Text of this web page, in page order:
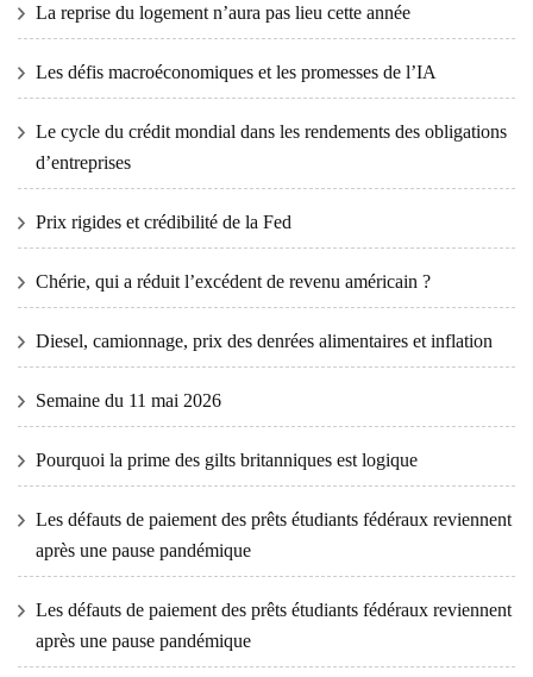
La reprise du logement n’aura pas lieu cette année
Les défis macroéconomiques et les promesses de l’IA
Le cycle du crédit mondial dans les rendements des obligations
d’entreprises
Prix ​​​​rigides et crédibilité de la Fed
Chérie, qui a réduit l’excédent de revenu américain ?
Diesel, camionnage, prix des denrées alimentaires et inflation
Semaine du 11 mai 2026
Pourquoi la prime des gilts britanniques est logique
Les défauts de paiement des prêts étudiants fédéraux reviennent
après une pause pandémique
Les défauts de paiement des prêts étudiants fédéraux reviennent
après une pause pandémique